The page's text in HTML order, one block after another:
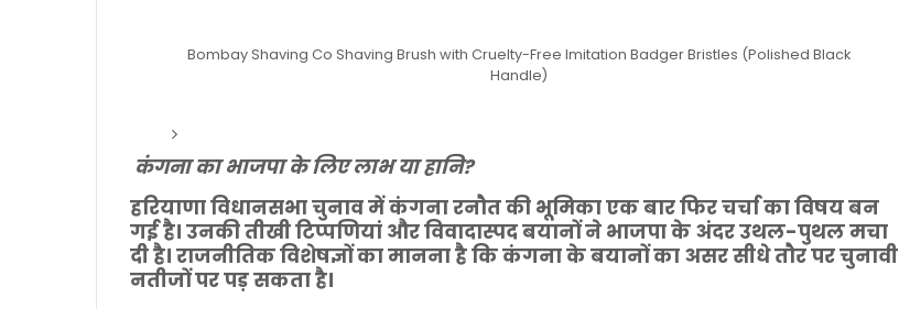
Bombay Shaving Co Shaving Brush with Cruelty-Free Imitation Badger Bristles (Polished Black
Handle)
कंगना का भाजपा के लिए लाभ या हानि?
हरियाणा विधानसभा चुनाव में कंगना रनौत की भूमिका एक बार फिर चर्चा का विषय बन
गई है। उनकी तीखी टिप्पणियां और विवादास्पद बयानों ने भाजपा के अंदर उथल-पुथल मचा
दी है। राजनीतिक विशेषज्ञों का मानना है कि कंगना के बयानों का असर सीधे तौर पर चुनावी
नतीजों पर पड़ सकता है।